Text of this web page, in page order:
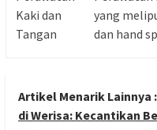
Kaki dan
Tangan
yang
dan hand
Artikel Menarik Lainnya :
di Werisa: Kecantikan